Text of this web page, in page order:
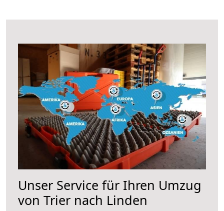
Unser Service für Ihren Umzug
von Trier nach Linden